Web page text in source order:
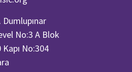
Dumlupınar
No:3 A Blok
No:304